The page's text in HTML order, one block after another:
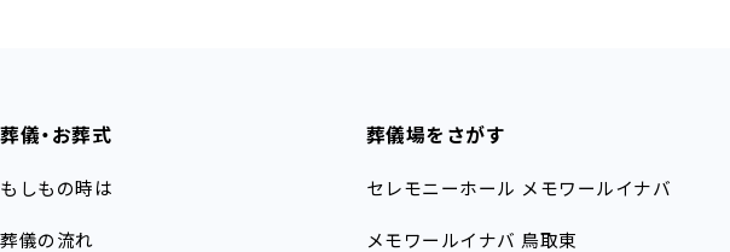
葬儀・お葬式
もしもの時は
葬儀の流れ
葬儀場をさがす
セレモニーホール メモワールイナバ
メモワールイナバ 鳥取東